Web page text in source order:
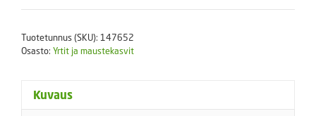
1
määrä
Tuotetunnus (SKU): 147652
Osasto: Yrtit ja maustekasvit
Kuvaus